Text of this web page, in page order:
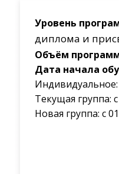
Уровень
диплома и
Объём
Дата начала
Индивидуальное:
Текущая группа: с
Новая группа: с